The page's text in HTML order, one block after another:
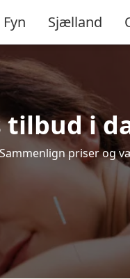
Fyn Sjælland
tilbud i
priser og